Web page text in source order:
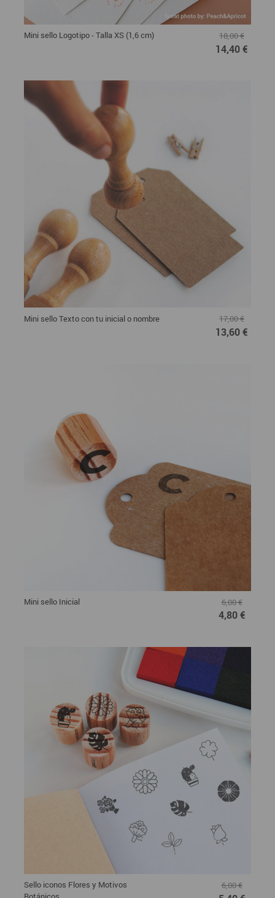
Mini sello Logotipo - Talla XS (1,6 cm) 18,00 €
14,40 €
Mini sello Texto con tu inicial o nombre 17,00 €
13,60 €
Mini sello Inicial 6,00 €
4,80 €
Sello iconos Flores y Motivos
6,00 €